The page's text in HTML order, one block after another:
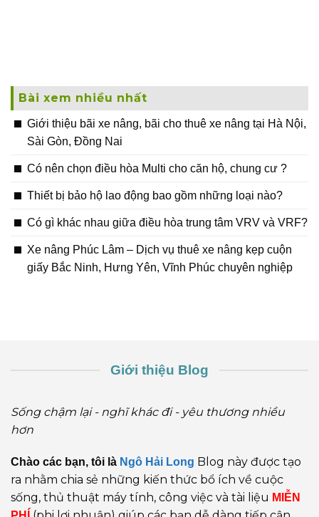
Bài xem nhiều nhất
Giới thiệu bãi xe nâng, bãi cho thuê xe nâng tại Hà Nội,
Sài Gòn, Đồng Nai
Có nên chọn điều hòa Multi cho căn hộ, chung cư ?
Thiết bị bảo hộ lao động bao gồm những loại nào?
Có gì khác nhau giữa điều hòa trung tâm VRV và VRF?
Xe nâng Phúc Lâm – Dịch vụ thuê xe nâng kẹp cuộn
giấy Bắc Ninh, Hưng Yên, Vĩnh Phúc chuyên nghiệp
Giới thiệu Blog
Sống chậm lại - nghĩ khác đi - yêu thương nhiều
hơn
Chào các bạn, tôi là Ngô Hải Long Blog này được tạo
ra nhằm chia sẻ những kiến thức bổ ích về cuộc
sống, thủ thuật máy tính, công việc và tài liệu MIỄN